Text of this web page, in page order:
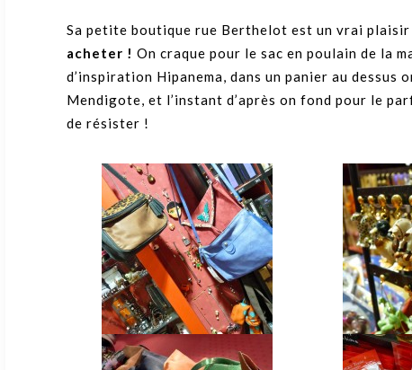
Sa petite boutique rue Berthelot est un vrai plaisir
acheter ! On craque pour le sac en poulain de la
d’inspiration Hipanema, dans un panier au
Mendigote, et l’instant d’après on fond pour le
de résister !